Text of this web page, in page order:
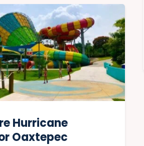
Hurricane
Oaxtepec